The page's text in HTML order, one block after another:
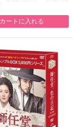
カートに入れる